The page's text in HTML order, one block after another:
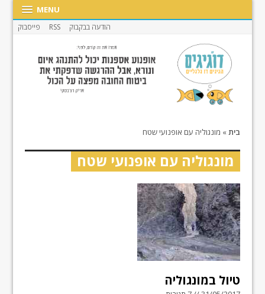
MENU
הודעה בבקבוק RSS פייסבוק
בית» מונגוליה עם אופנועי שטח
מונגוליה עם אופנועי שטח
טיול במונגוליה